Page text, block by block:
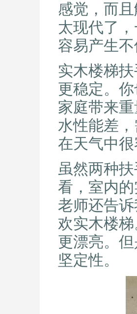
感觉，而
太现代了
容易产生
实木楼梯
更稳定。
家庭带来
水性能差
在天气中
虽然两种
看，室内
老师还告
欢实木楼
更漂亮。
坚定性。